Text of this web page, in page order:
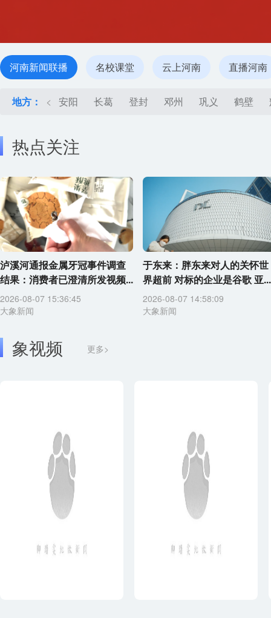
河南新闻联播 名校课堂 云上河南 直播河南
地方： < 安阳 长葛 登封 邓州 巩义 鹤壁
热点关注
泸溪河通报金属牙冠事件调查
结果：消费者已澄清所发视频...
2026-08-07 15:36:45
大象新闻
于东来：胖东来对人的关怀世
界超前 对标的企业是谷歌 亚...
2026-08-07 14:58:09
大象新闻
象视频 更多>